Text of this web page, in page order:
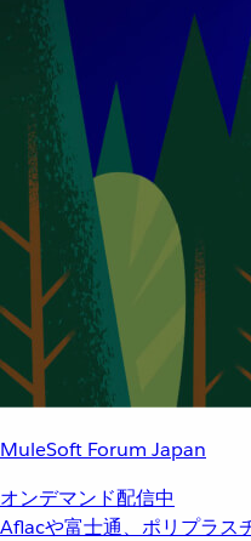
MuleSoft Forum Japan
オンデマンド配信中
Aflacや富士通、ポリプラス